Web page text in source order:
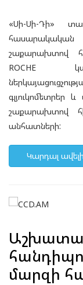
«Սի-Սի-Դի»
հասարակական
շաքարախտով
ROCHE
գլյուկոմետրեր
շաքարախտով
անհատների:
Կարդալ
մարզի